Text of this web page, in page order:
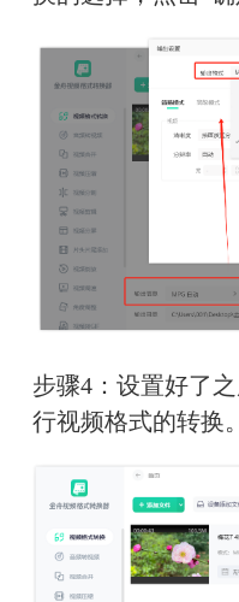
步骤4：设置好了
行视频格式的转换。